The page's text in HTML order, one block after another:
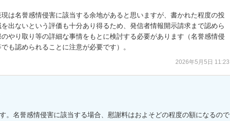
現は名誉感情侵害に該当する余地があると思いますが、書かれた程度の投
出ないという評価も十分あり得るため、発信者情報開示請求まで認めら
やり取り等の詳細な事情をもとに検討する必要があります（名誉感情侵
も認められることに注意が必要です）。
2026年5月5日 11:23
。名誉感情侵害に該当する場合、慰謝料はおよそどの程度の額になるので